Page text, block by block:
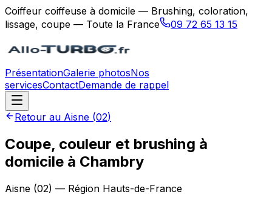
Coiffeur coiffeuse à domicile — Brushing, coloration,
lissage, coupe — Toute la France
09 72 65 13 15
PrésentationGalerie photosNos
servicesContactDemande de rappel
Retour au Aisne (02)
Coupe, couleur et brushing à
domicile à Chambry
Aisne (02) — Région Hauts-de-France